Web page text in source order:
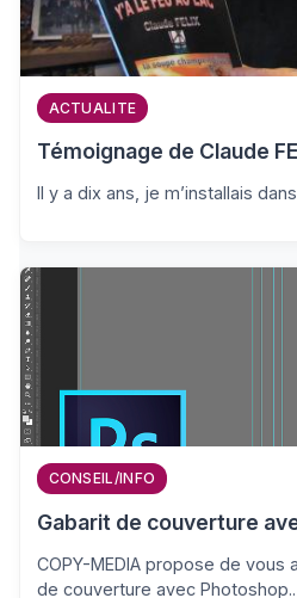
ACTUALITE
Témoignage de Claude
Il y a dix ans, je m’installais
CONSEIL/INFO
Gabarit de couverture
COPY-MEDIA propose de vous
de couverture avec